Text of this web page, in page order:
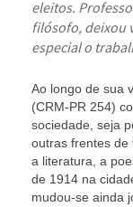
eleitos.
filósofo, deixou
especial o
Ao longo de sua
(CRM-PR 254)
sociedade, seja
outras frentes de
a literatura, a
de 1914 na
mudou-se ainda